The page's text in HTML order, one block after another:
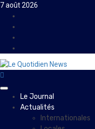
Skip
content
7 août 2026
PrimaryLe Journal
Actualités
Internationales